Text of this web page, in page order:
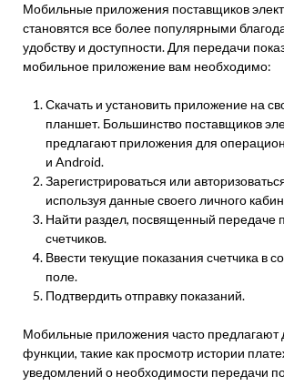
Мобильные приложения поставщиков
становятся все более популярными
удобству и доступности. Для передачи
мобильное приложение вам необходимо:
Скачать и установить приложение на
планшет. Большинство поставщиков
предлагают приложения для
и Android.
Зарегистрироваться или
используя данные своего личного
Найти раздел, посвященный передаче
счетчиков.
Ввести текущие показания счетчика в
поле.
Подтвердить отправку показаний.
Мобильные приложения часто предлагают
функции, такие как просмотр истории
уведомлений о необходимости передачи